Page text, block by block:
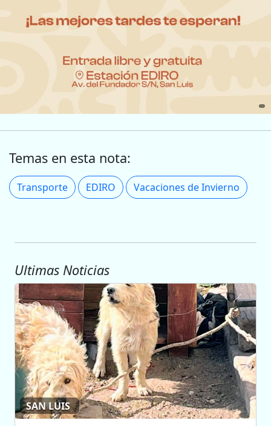
Temas en esta nota:
Transporte EDIRO Vacaciones de Invierno
Ultimas Noticias
SAN LUIS